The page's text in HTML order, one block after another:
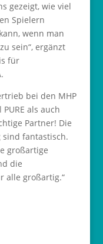
gezeigt, wie viel
Spielern
wenn man
sein“, ergänzt
für
bei den MHP
als auch
Partner! Die
sind fantastisch.
großartige
die
alle großartig.“